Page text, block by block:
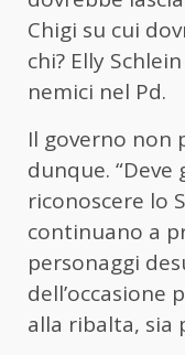
Chigi su cui
chi? Elly
nemici nel Pd.
Il governo non
dunque.
riconoscere lo
continuano a
personaggi
dell’occasione
alla ribalta, sia